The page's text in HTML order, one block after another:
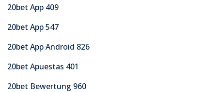
20bet App 409
20bet App 547
20bet App Android 826
20bet Apuestas 401
20bet Bewertung 960